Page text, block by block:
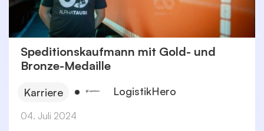
Speditionskaufmann mit Gold- und
Bronze-Medaille
Karriere LogistikHero
04. Juli 2024